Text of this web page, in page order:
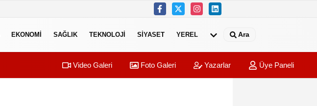
EKONOMI SAĞLIK TEKNOLOJI SIYASET YEREL Ara
Video Galeri Foto Galeri Yazarlar Üye Paneli